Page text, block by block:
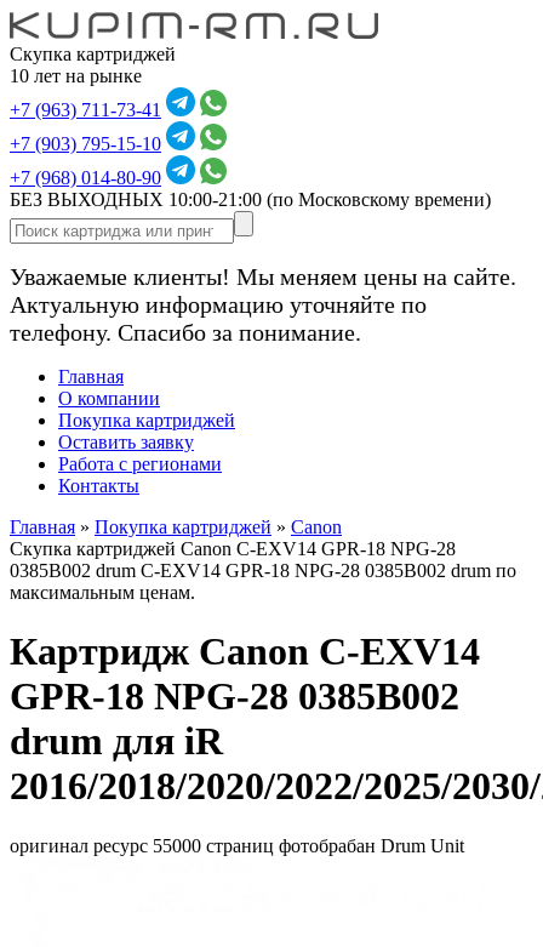
Скупка картриджей
10 лет на рынке
+7 (963) 711-73-41
+7 (903) 795-15-10
+7 (968) 014-80-90
БЕЗ ВЫХОДНЫХ 10:00-21:00 (по Московскому времени)
Уважаемые клиенты! Мы меняем цены на сайте.
Актуальную информацию уточняйте по
телефону. Спасибо за понимание.
Главная
О компании
Покупка картриджей
Оставить заявку
Работа с регионами
Контакты
Главная » Покупка картриджей » Canon
Скупка картриджей Canon C-EXV14 GPR-18 NPG-28
0385B002 drum C-EXV14 GPR-18 NPG-28 0385B002 drum по
максимальным ценам.
Картридж Canon C-EXV14
GPR-18 NPG-28 0385B002
drum для iR
2016/2018/2020/2022/2025/
оригинал ресурс 55000 страниц фотобрабан Drum Unit